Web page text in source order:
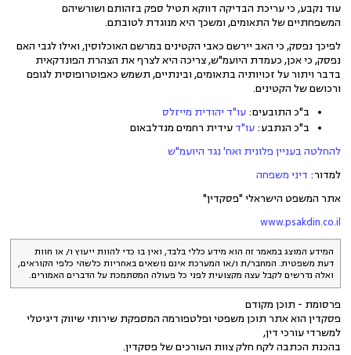
עוד נקבע, כי עריכת הבדיקה דווקא תטיל ספק בזהותם ושורשיהם
המשפחתיים של התאומים, ומשכך היא מנוגדת לטובתם.
לפיכך נפסק, כי האב יירשם כאבי הקטינים במרשם האוכלוסין, ואילו לגבי האם
נפסק, כי אכן, כעמדת היועמ"ש, צריכה היא לצרף את הצהרת הפונדקאית
בדבר ויתור על זכויותיה בתאומים, ובינתיים, תשמש כאפוטרופוסית לגופם
ורכושם של הקטינים.
ב"כ התובעים: עו"ד יהודית מייזלס
ב"כ הנתבע: עו"ד עידית רחמים מנדלבאום
להחלטה בעניין פלונית ואח' נגד היועמ"ש
למדור: דיני משפחה
אתר המשפט הישראלי "פסקדין"
www.psakdin.co.il
המידע המוצג במאמר זה הוא מידע כללי בלבד, ואין בו כדי להוות ייעוץ ו/ או חוות
דעת משפטית. המחבר/ת ו/או המערכת אינם נושאים באחריות כלשהי כלפי הקוראים,
ואלה נדרשים לקבל עצה מקצועית לפני כל פעולה המסתמכת על הדברים האמורים.
פרסומת - תוכן מקודם
פסקדין הוא אתר תוכן משפטי ופלטפורמה המספקת שירותי שיווק דיגיטלי
למשרדי עורכי דין,
בהכנת הכתבה לקח חלק צוות העורכים של פסקדין.